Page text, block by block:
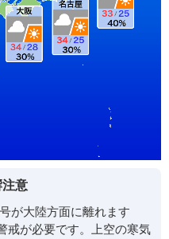
意
が大陸方面に離れます
戒が必要です。上空の寒気